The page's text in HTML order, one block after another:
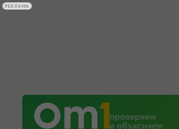
РЕКЛАМА